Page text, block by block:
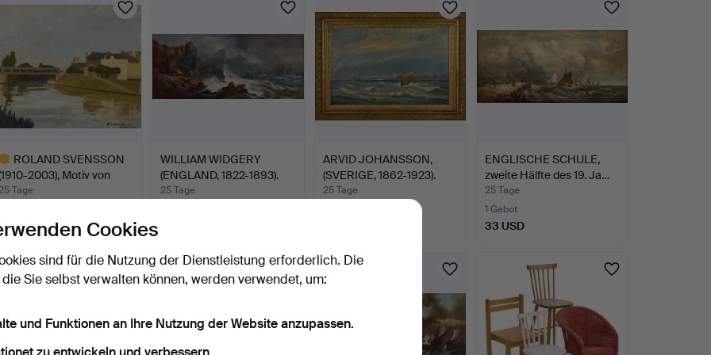
ROLAND SVENSSON
2003), Motiv von
Tage
USD
WILLIAM WIDGERY
(ENGLAND, 1822-1893).
Küst…
25 Tage
ARVID JOHANSSON,
(SVERIGE, 1862-1923).
Seg…
25 Tage
ENGLISCHE SCHULE,
zweite Hälfte des 19. Ja…
25 Tage
1 Gebot
33 USD
Cookies
sind für die Nutzung der Dienstleistung erforderlich. Die
Sie selbst verwalten können, werden verwendet, um:
und Funktionen an Ihre Nutzung der Website anzupassen.